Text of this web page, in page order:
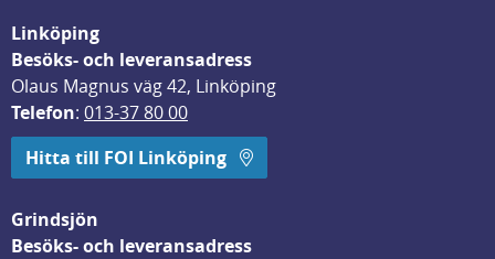
Linköping
Besöks- och leveransadress
Olaus Magnus väg 42, Linköping
Telefon: 013-37 80 00
Hitta till FOI Linköping
Grindsjön
Besöks- och leveransadress